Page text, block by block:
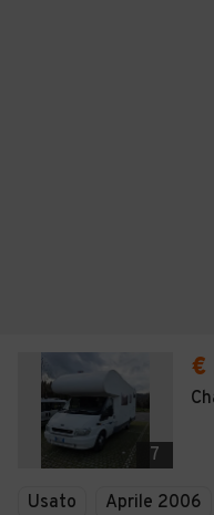
7
€
Usato Aprile 2006